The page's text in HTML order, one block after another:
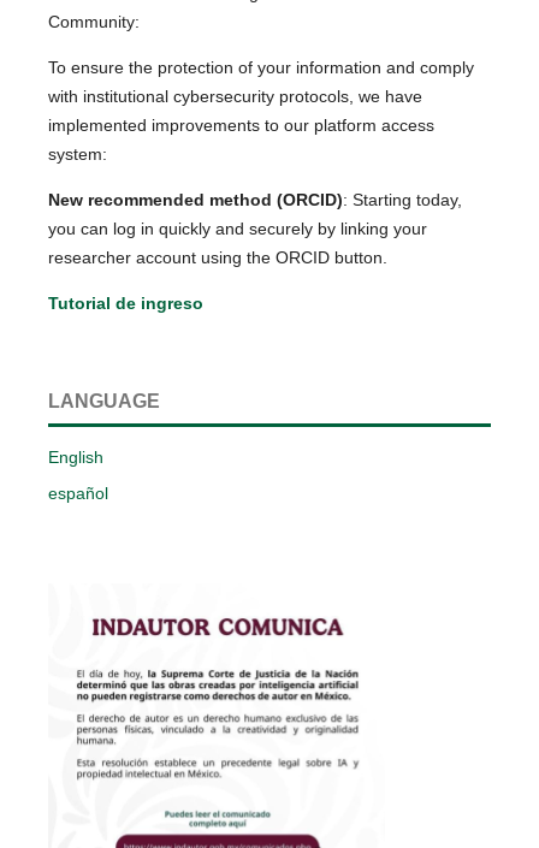
Community:
To ensure the protection of your information and comply
with institutional cybersecurity protocols, we have
implemented improvements to our platform access
system:
New recommended method (ORCID): Starting today,
you can log in quickly and securely by linking your
researcher account using the ORCID button.
Tutorial de ingreso
LANGUAGE
English
español